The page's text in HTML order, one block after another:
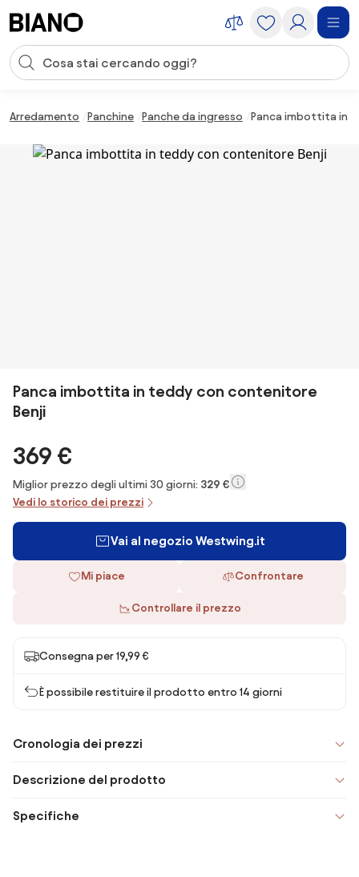
Input della ricerca
Arredamento Panchine Panche da ingresso Panca imbottita in
Panca imbottita in teddy con contenitore
Benji
369 €
Miglior prezzo degli ultimi 30 giorni: 329 €
Vedi lo storico dei prezzi
Vai al negozio Westwing.it
Mi piace Confrontare
Controllare il prezzo
Consegna per 19,99 €
È possibile restituire il prodotto entro 14 giorni
Cronologia dei prezzi
Descrizione del prodotto
Specifiche